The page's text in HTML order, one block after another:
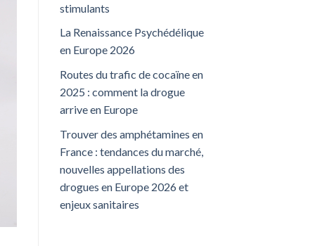
stimulants
La Renaissance Psychédélique
en Europe 2026
Routes du trafic de cocaïne en
2025 : comment la drogue
arrive en Europe
Trouver des amphétamines en
France : tendances du marché,
nouvelles appellations des
drogues en Europe 2026 et
enjeux sanitaires